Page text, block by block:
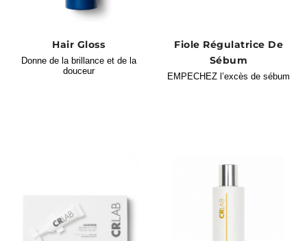
Hair Gloss
Donne de la brillance et de la
douceur
Fiole Régulatrice De
Sébum
EMPECHEZ l’excès de sébum